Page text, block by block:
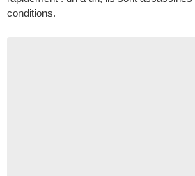
conditions.